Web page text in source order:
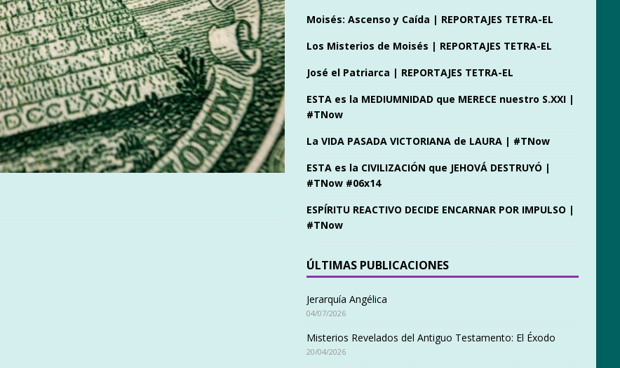
Moisés: Ascenso y Caída | REPORTAJES TETRA-EL
Los Misterios de Moisés | REPORTAJES TETRA-EL
José el Patriarca | REPORTAJES TETRA-EL
ESTA es la MEDIUMNIDAD que MERECE nuestro S.XXI |
#TNow
La VIDA PASADA VICTORIANA de LAURA | #TNow
ESTA es la CIVILIZACIÓN que JEHOVÁ DESTRUYÓ |
#TNow #06x14
ESPÍRITU REACTIVO DECIDE ENCARNAR POR IMPULSO |
#TNow
ÚLTIMAS PUBLICACIONES
Jerarquía Angélica
04/07/2026
Misterios Revelados del Antiguo Testamento: El Éxodo
20/04/2026